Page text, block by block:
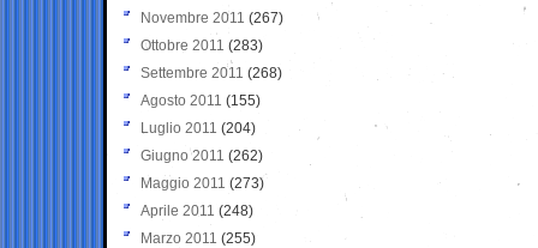
Novembre 2011 (267)
Ottobre 2011 (283)
Settembre 2011 (268)
Agosto 2011 (155)
Luglio 2011 (204)
Giugno 2011 (262)
Maggio 2011 (273)
Aprile 2011 (248)
Marzo 2011 (255)